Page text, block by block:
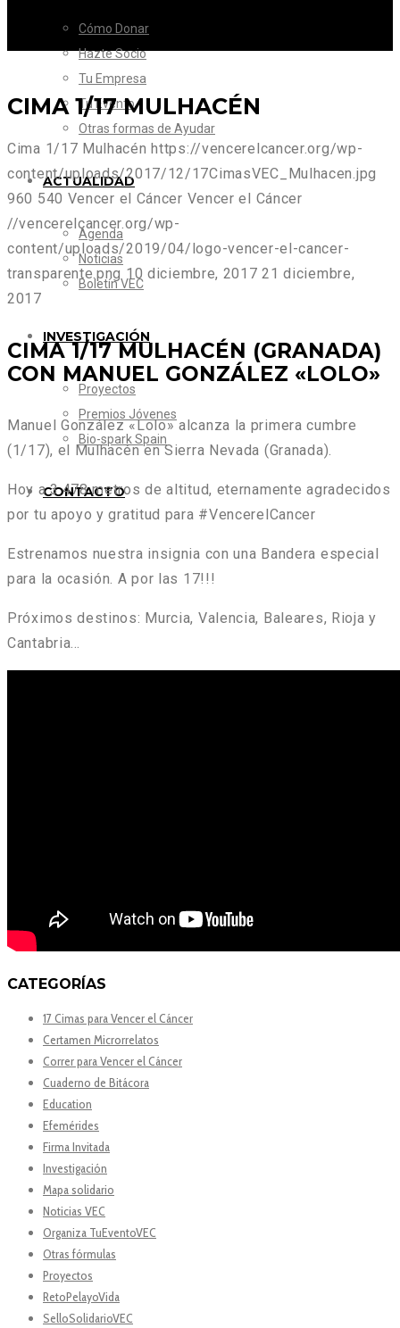
Cómo Donar
Hazte Socio
Tu Empresa
Tu Evento
Otras formas de Ayudar
ACTUALIDAD
Agenda
Noticias
Boletín VEC
INVESTIGACIÓN
Proyectos
Premios Jóvenes
Bio-spark Spain
CONTACTO
CIMA 1/17 MULHACÉN
Cima 1/17 Mulhacén https://vencerelcancer.org/wp-
content/uploads/2017/12/17CimasVEC_Mulhacen.jpg
960 540 Vencer el Cáncer Vencer el Cáncer
//vencerelcancer.org/wp-
content/uploads/2019/04/logo-vencer-el-cancer-
transparente.png 10 diciembre, 2017 21 diciembre,
2017
CIMA 1/17 MULHACÉN (GRANADA)
CON MANUEL GONZÁLEZ «LOLO»
Manuel González «Lolo» alcanza la primera cumbre
(1/17), el Mulhacén en Sierra Nevada (Granada).
Hoy a 3.478 metros de altitud, eternamente agradecidos
por tu apoyo y gratitud para #VencerelCancer
Estrenamos nuestra insignia con una Bandera especial
para la ocasión. A por las 17!!!
Próximos destinos: Murcia, Valencia, Baleares, Rioja y
Cantabria…
CATEGORÍAS
17 Cimas para Vencer el Cáncer
Certamen Microrrelatos
Correr para Vencer el Cáncer
Cuaderno de Bitácora
Education
Efemérides
Firma Invitada
Investigación
Mapa solidario
Noticias VEC
Organiza TuEventoVEC
Otras fórmulas
Proyectos
RetoPelayoVida
SelloSolidarioVEC